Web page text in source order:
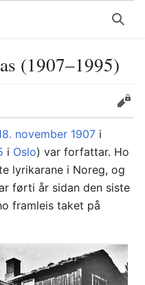
Søk
(1907–1995)
Rediger
november 1907 i
i Oslo) var forfattar. Ho
lyrikarane i Noreg, og
førti år sidan den siste
framleis taket på